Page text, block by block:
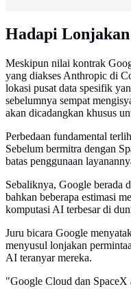
Hadapi
Meskipun nilai kontrak
yang diakses Anthropic di
lokasi pusat data spesifik
sebelumnya sempat
akan dicadangkan khusus
Perbedaan fundamental
Sebelum bermitra dengan
batas penggunaan
Sebaliknya, Google berada
bahkan beberapa estimasi
komputasi AI terbesar di
Juru bicara Google
menyusul lonjakan
AI teranyar mereka.
"Google Cloud dan